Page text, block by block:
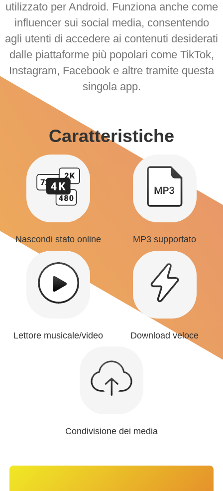
utilizzato per Android. Funziona anche come
influencer sui social media, consentendo
agli utenti di accedere ai contenuti desiderati
dalle piattaforme più popolari come TikTok,
Instagram, Facebook e altre tramite questa
singola app.
Caratteristiche
Nascondi stato online MP3 supportato
Lettore musicale/video Download veloce
Condivisione dei media